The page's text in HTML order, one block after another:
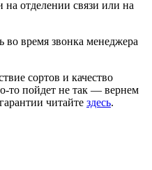
на отделении связи или на
во время звонка менеджера
сортов и качество
то пойдет не так — вернем
читайте здесь.